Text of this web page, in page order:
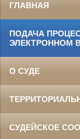
ГЛАВНАЯ
ПОДАЧА
ЭЛЕКТРОННОМ
О СУДЕ
СУДЕЙСКОЕ